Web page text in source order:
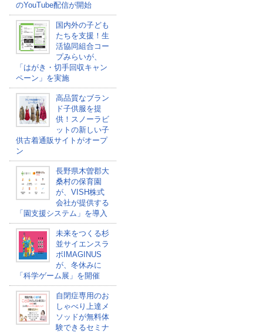
のYouTube配信が開始
国内外の子ども
たちを支援！生
活協同組合コー
プみらいが、
「はがき・切手回収キャン
ペーン」を実施
高品質なブラン
ド子供服を提
供！スノーラビ
ットの新しい子
供古着通販サイトがオープ
ン
長野県木曽郡大
桑村の保育園
が、VISH株式
会社が提供する
「園支援システム」を導入
未来をつくる杉
並サイエンスラ
ボIMAGINUS
が、冬休みに
「科学ゲーム展」を開催
自閉症専用のお
しゃべり上達メ
ソッドが無料体
験できるセミナ